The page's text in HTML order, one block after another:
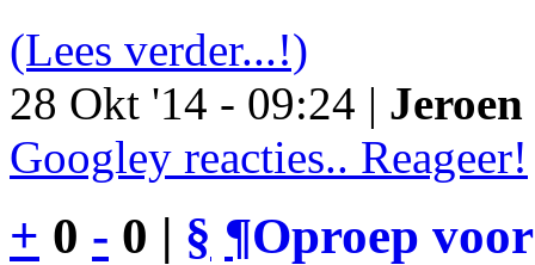
(Lees verder...!)
28 Okt '14 - 09:24 |
Googley reacties.. Reageer!
+ 0 - 0 | § ¶Oproep